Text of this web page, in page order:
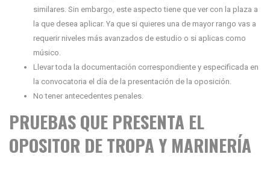
similares. Sin embargo, este aspecto tiene que ver con la plaza a
la que desea aplicar. Ya que si quieres una de mayor rango vas a
requerir niveles más avanzados de estudio o si aplicas como
músico.
Llevar toda la documentación correspondiente y especificada en
la convocatoria el día de la presentación de la oposición.
No tener antecedentes penales.
PRUEBAS QUE PRESENTA EL
OPOSITOR DE TROPA Y MARINERÍA